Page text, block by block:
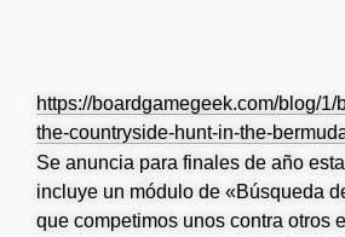
https://boardgamegeek.com/blog/
the-countryside-hunt-in-the-
Se anuncia para finales de año
incluye un módulo de «Búsqueda
que competimos unos contra otros